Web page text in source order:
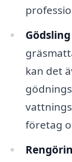
kan det
företag